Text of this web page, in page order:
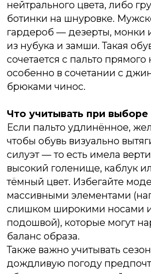
Однако из-за объёма и длины такая
верхняя одежда требует продуманного
подхода к выбору обуви. Здесь важно
соблюсти баланс: обувь должна быть
визуально соразмерной, тёплой и
устойчивой, при этом не утяжелять
образ.
Оптимальные варианты
Лучше всего с длинным пуховиком
подошвой или высокой шнуровкой. Это
могут быть:
Грубые зимние ботинки с
тракторной подошвой;
Хайкеры с утеплителем и
водоотталкивающим покрытием;
Сникеры или кроссовки в зимнем
исполнении (на меху или флисе);
Угги, если образ тяготеет к кэжуал-
стилю и комфорт — приоритет.
Слишком утончённые модели —
ботильоны на шпильке, туфли или сапоги
с тонкой подошвой — чаще всего
диссонируют с пуховиком. Они не только
теряются на фоне объёмной верхней